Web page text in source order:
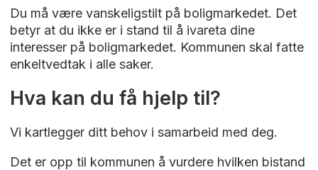
Du må være vanskeligstilt på boligmarkedet. Det
betyr at du ikke er i stand til å ivareta dine
interesser på boligmarkedet. Kommunen skal fatte
enkeltvedtak i alle saker.
Hva kan du få hjelp til?
Vi kartlegger ditt behov i samarbeid med deg.
Det er opp til kommunen å vurdere hvilken bistand